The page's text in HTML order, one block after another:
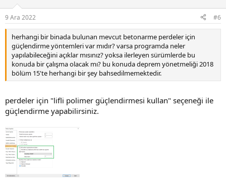
9 Ara 2022 #6
herhangi bir binada bulunan mevcut betonarme perdeler için
güçlendirme yöntemleri var mıdır? varsa programda neler
yapılabileceğini açıklar mısınız? yoksa ilerleyen sürümlerde bu
konuda bir çalışma olacak mı? bu konuda deprem yönetmeliği 2018
bölüm 15'te herhangi bir şey bahsedilmemektedir.
perdeler için "lifli polimer güçlendirmesi kullan" seçeneği ile
güçlendirme yapabilirsiniz.